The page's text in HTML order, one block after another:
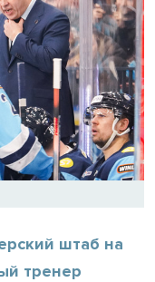
штаб на
тренер